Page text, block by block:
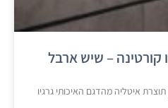
קורטינה – שיש ארבל
איטליה מהדגם האיכותי גרגיו